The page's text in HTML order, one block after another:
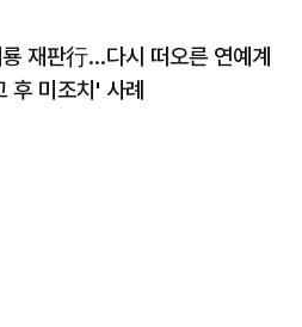
재판行…다시 떠오른 연예계
후 미조치' 사례